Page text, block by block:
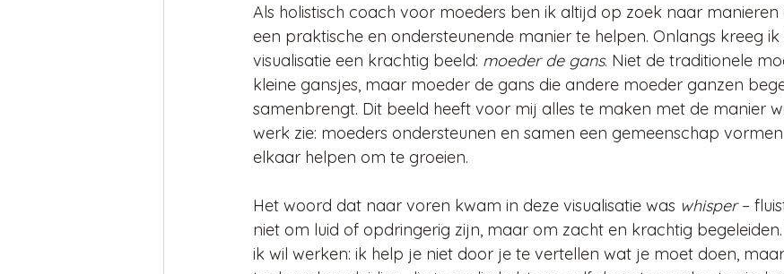
Als holistisch coach voor moeders ben ik altijd op zoek naar
een praktische en ondersteunende manier te helpen. Onlangs kreeg ik
visualisatie een krachtig beeld: moeder de gans. Niet de traditionele
kleine gansjes, maar moeder de gans die andere moeder ganzen
samenbrengt. Dit beeld heeft voor mij alles te maken met de manier
werk zie: moeders ondersteunen en samen een gemeenschap
elkaar helpen om te groeien.
Het woord dat naar voren kwam in deze visualisatie was whisper –
niet om luid of opdringerig zijn, maar om zacht en krachtig
ik wil werken: ik help je niet door je te vertellen wat je moet doen,